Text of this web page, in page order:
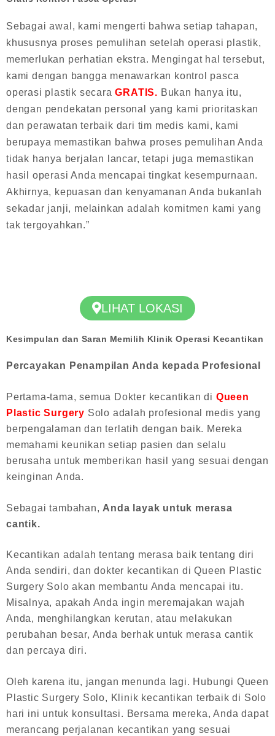
Sebagai awal, kami mengerti bahwa setiap tahapan,
khususnya proses pemulihan setelah operasi plastik,
memerlukan perhatian ekstra. Mengingat hal tersebut,
kami dengan bangga menawarkan kontrol pasca
operasi plastik secaraGRATIS. Bukan hanya itu,
dengan pendekatan personal yang kami prioritaskan
dan perawatan terbaik dari tim medis kami, kami
berupaya memastikan bahwa proses pemulihan Anda
tidak hanya berjalan lancar, tetapi juga memastikan
hasil operasi Anda mencapai tingkat kesempurnaan.
Akhirnya, kepuasan dan kenyamanan Anda bukanlah
sekadar janji, melainkan adalah komitmen kami yang
tak tergoyahkan.”
LIHAT LOKASI
Kesimpulan dan Saran Memilih Klinik Operasi Kecantikan
Percayakan Penampilan Anda kepada Profesional
Pertama-tama, semua Dokter kecantikan di Queen
Plastic Surgery Solo adalah profesional medis yang
berpengalaman dan terlatih dengan baik. Mereka
memahami keunikan setiap pasien dan selalu
berusaha untuk memberikan hasil yang sesuai dengan
keinginan Anda.
Sebagai tambahan, Anda layak untuk merasa
cantik.
Kecantikan adalah tentang merasa baik tentang diri
Anda sendiri, dan dokter kecantikan di Queen Plastic
Surgery Solo akan membantu Anda mencapai itu.
Misalnya, apakah Anda ingin meremajakan wajah
Anda, menghilangkan kerutan, atau melakukan
perubahan besar, Anda berhak untuk merasa cantik
dan percaya diri.
Oleh karena itu, jangan menunda lagi. Hubungi Queen
Plastic Surgery Solo, Klinik kecantikan terbaik di Solo
hari ini untuk konsultasi. Bersama mereka, Anda dapat
merancang perjalanan kecantikan yang sesuai